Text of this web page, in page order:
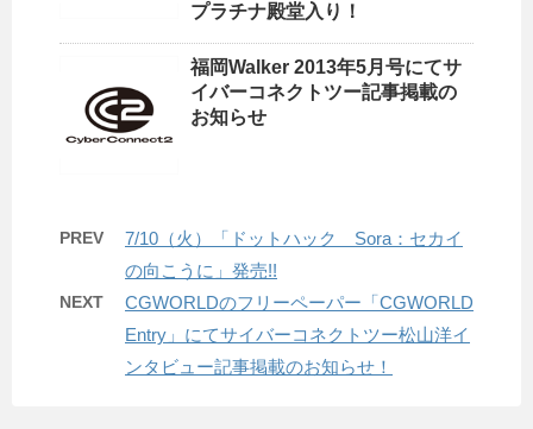
プラチナ殿堂入り！
福岡Walker 2013年5月号にてサ
イバーコネクトツー記事掲載の
お知らせ
PREV
7/10（火）「ドットハック Sora：セカイ
の向こうに」発売!!
NEXT
CGWORLDのフリーペーパー「CGWORLD
Entry」にてサイバーコネクトツー松山洋イ
ンタビュー記事掲載のお知らせ！